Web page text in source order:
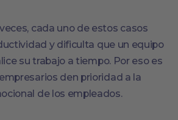
cada uno de estos casos
y dificulta que un equipo
su trabajo a tiempo. Por eso es
den prioridad a la
de los empleados.